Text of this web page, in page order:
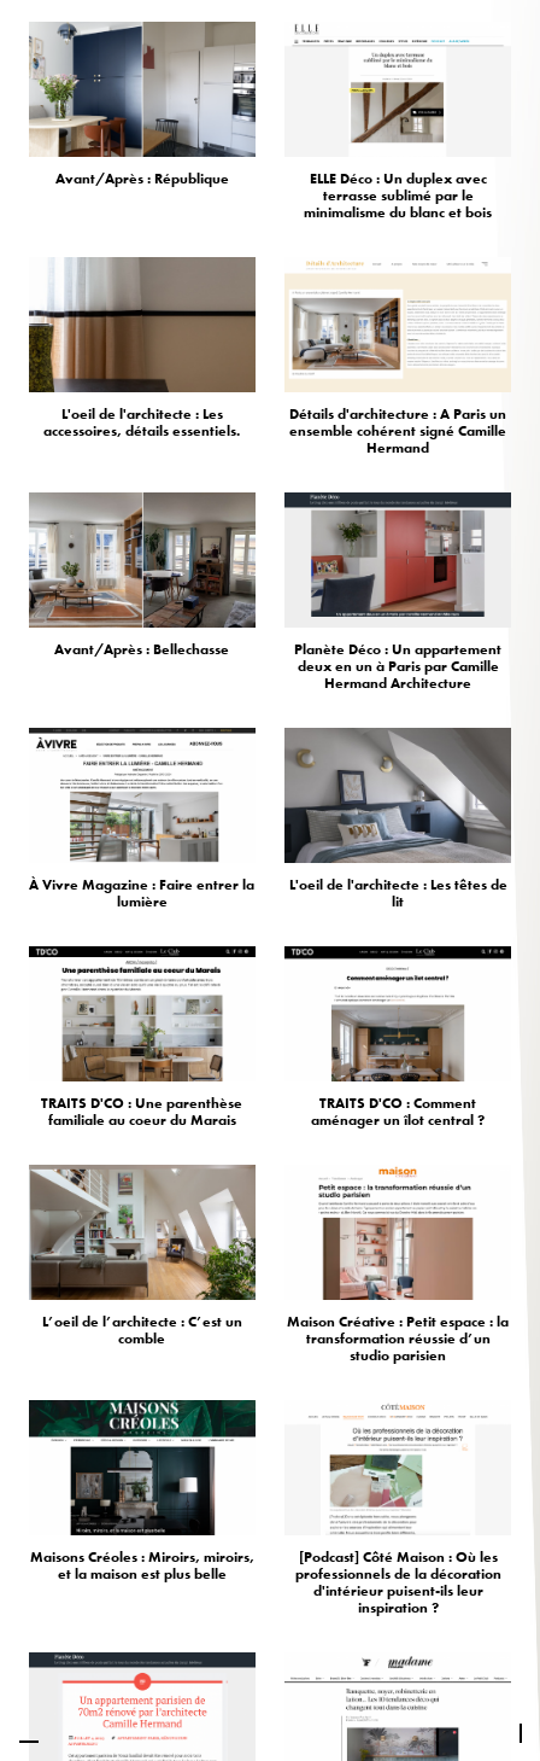
Avant/Après : République
ELLE Déco : Un duplex avec
terrasse sublimé par le
minimalisme du blanc et bois
L'oeil de l'architecte : Les
accessoires, détails essentiels.
Détails d'architecture : A Paris un
ensemble cohérent signé Camille
Hermand
Avant/Après : Bellechasse
Planète Déco : Un appartement
deux en un à Paris par Camille
Hermand Architecture
À Vivre Magazine : Faire entrer la
lumière
L'oeil de l'architecte : Les têtes de
lit
TRAITS D'CO : Une parenthèse
familiale au coeur du Marais
TRAITS D'CO : Comment
aménager un îlot central ?
L’oeil de l’architecte : C’est un
comble
Maison Créative : Petit espace : la
transformation réussie d’un
studio parisien
Maisons Créoles : Miroirs, miroirs,
et la maison est plus belle
[Podcast] Côté Maison : Où les
professionnels de la décoration
d'intérieur puisent-ils leur
inspiration ?